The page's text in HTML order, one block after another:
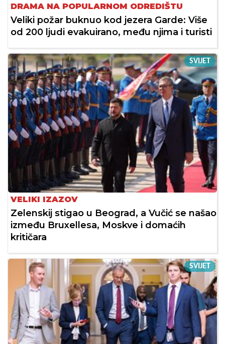
DRAMA NA POPULARNOM ODREDIŠTU
Veliki požar buknuo kod jezera Garde: Više
od 200 ljudi evakuirano, među njima i turisti
SVIJET
VELIKI IZAZOV
Zelenskij stigao u Beograd, a Vučić se našao
između Bruxellesa, Moskve i domaćih
kritičara
SVIJET